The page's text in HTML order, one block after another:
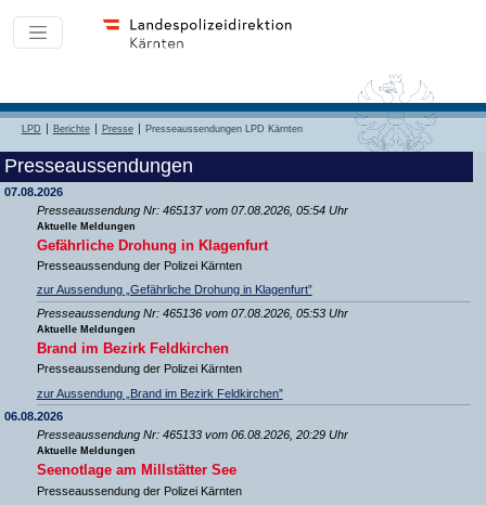
LPD Berichte Presse Presseaussendungen LPD Kärnten
Presseaussendungen
07.08.2026
Presseaussendung Nr: 465137 vom 07.08.2026, 05:54 Uhr
Aktuelle Meldungen
Gefährliche Drohung in Klagenfurt
Presseaussendung der Polizei Kärnten
zur Aussendung „Gefährliche Drohung in Klagenfurt”
Presseaussendung Nr: 465136 vom 07.08.2026, 05:53 Uhr
Aktuelle Meldungen
Brand im Bezirk Feldkirchen
Presseaussendung der Polizei Kärnten
zur Aussendung „Brand im Bezirk Feldkirchen”
06.08.2026
Presseaussendung Nr: 465133 vom 06.08.2026, 20:29 Uhr
Aktuelle Meldungen
Seenotlage am Millstätter See
Presseaussendung der Polizei Kärnten